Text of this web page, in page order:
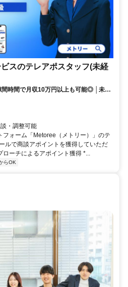
スのテレアポスタッフ(未経
時間で月収10万円以上も可能◎ │未経
・調整可能
フォーム「Metoree（メトリー）」のテ
ルで商談アポイントを獲得していただ
ーチによるアポイント獲得 *...
らOK